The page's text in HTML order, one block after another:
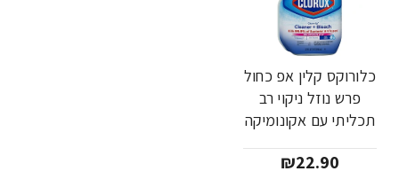
כלורוקס קלין אפ כחול
פרש נוזל ניקוי רב
תכליתי עם אקונומיקה
CLOROX
₪22.90